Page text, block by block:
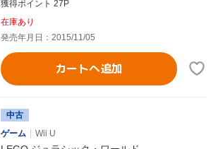
獲得ポイント 27P
在庫あり
発売年月日：2015/11/05
カートへ追加
中古
ゲーム
Wii U